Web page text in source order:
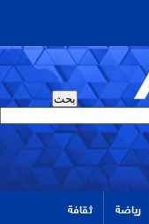
رياضة ثقافة